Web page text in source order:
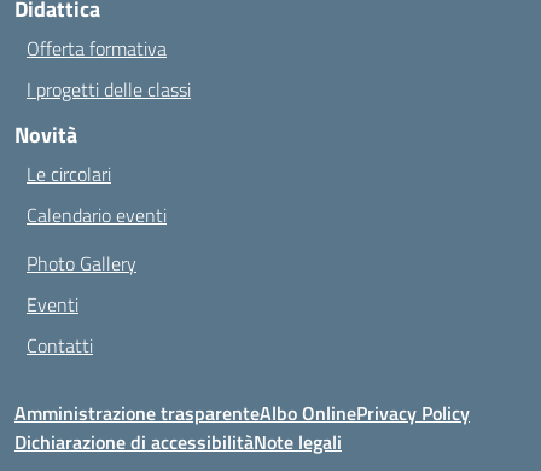
Didattica
Offerta formativa
I progetti delle classi
Novità
Le circolari
Calendario eventi
Photo Gallery
Eventi
Contatti
Amministrazione trasparenteAlbo OnlinePrivacy Policy
Dichiarazione di accessibilitàNote legali